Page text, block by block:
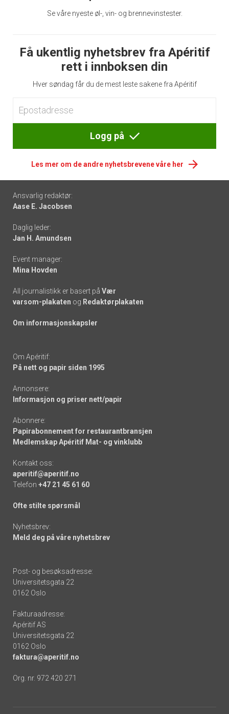
Se våre nyeste øl-, vin- og brennevinstester.
Få ukentlig nyhetsbrev fra Apéritif
rett i innboksen din
Hver søndag får du de mest leste sakene fra Apéritif
Logg på
Les mer om de andre nyhetsbrevene våre her
Footer
-
links
Ansvarlig redaktør:
Aase E. Jacobsen
Daglig leder:
Jan H. Amundsen
Event manager:
Mina Hovden
All journalistikk er basert på Vær
varsom-plakaten og Redaktørplakaten
Om informasjonskapsler
Om Apéritif:
På nett og papir siden 1995
Annonsere:
Informasjon og priser nett/papir
Abonnere:
Papirabonnement for restaurantbransjen
Medlemskap Apéritif Mat- og vinklubb
Kontakt oss:
aperitif@aperitif.no
Telefon +47 21 45 61 60
Ofte stilte spørsmål
Nyhetsbrev:
Meld deg på våre nyhetsbrev
Post- og besøksadresse:
Universitetsgata 22
0162 Oslo
Fakturaadresse:
Apéritif AS
Universitetsgata 22
0162 Oslo
faktura@aperitif.no
Org. nr. 972 420 271